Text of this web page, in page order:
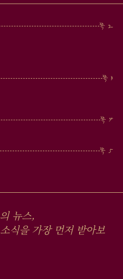
뉴스,
식을 가장 먼저 받아보